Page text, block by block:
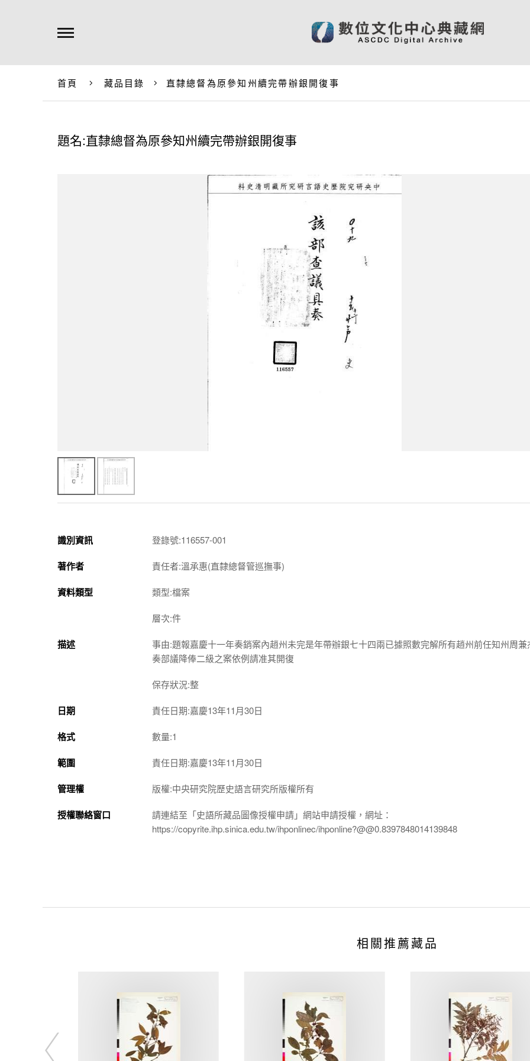
首頁 藏品目錄 直隸總督為原參知州續完帶辦銀開復事
題名:直隸總督為原參知州續完帶辦銀開復事
識別資訊 登錄號:116557-001
著作者 責任者:溫承惠(直隸總督管巡撫事)
資料類型 類型:檔案
層次:件
描述
事由:題報嘉慶十一年奏銷案內趙州未完是年帶辦銀七十四兩已據照數完解所有趙州前任知州周兼
奏部議降俸二級之案依例請准其開復
保存狀況:整
日期 責任日期:嘉慶13年11月30日
格式 數量:1
範圍 責任日期:嘉慶13年11月30日
管理權 版權:中央研究院歷史語言研究所版權所有
授權聯絡窗口
請連結至「史語所藏品圖像授權申請」網站申請授權，網址：
https://copyrite.ihp.sinica.edu.tw/ihponlinec/ihponline?@@0.8397848014139848
相關推薦藏品